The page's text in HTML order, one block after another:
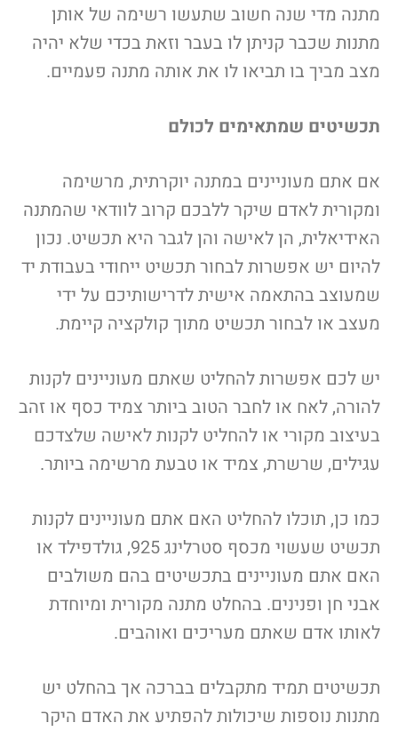
מתנה מדי שנה חשוב שתעשו רשימה של אותן
מתנות שכבר קניתן לו בעבר וזאת בכדי שלא יהיה
מצב מביך בו תביאו לו את אותה מתנה פעמיים.
תכשיטים שמתאימים לכולם
אם אתם מעוניינים במתנה יוקרתית, מרשימה
ומקורית לאדם שיקר ללבכם קרוב לוודאי שהמתנה
האידיאלית, הן לאישה והן לגבר היא תכשיט. נכון
להיום יש אפשרות לבחור תכשיט ייחודי בעבודת יד
שמעוצב בהתאמה אישית לדרישותיכם על ידי
מעצב או לבחור תכשיט מתוך קולקציה קיימת.
יש לכם אפשרות להחליט שאתם מעוניינים לקנות
להורה, לאח או לחבר הטוב ביותר צמיד כסף או זהב
בעיצוב מקורי או להחליט לקנות לאישה שלצדכם
עגילים, שרשרת, צמיד או טבעת מרשימה ביותר.
כמו כן, תוכלו להחליט האם אתם מעוניינים לקנות
תכשיט שעשוי מכסף סטרלינג 925, גולדפילד או
האם אתם מעוניינים בתכשיטים בהם משולבים
אבני חן ופנינים. בהחלט מתנה מקורית ומיוחדת
לאותו אדם שאתם מעריכים ואוהבים.
תכשיטים תמיד מתקבלים בברכה אך בהחלט יש
מתנות נוספות שיכולות להפתיע את האדם היקר